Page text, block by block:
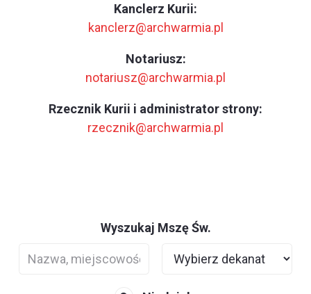
Kanclerz Kurii:
kanclerz@archwarmia.pl
Notariusz:
notariusz@archwarmia.pl
Rzecznik Kurii i administrator strony:
rzecznik@archwarmia.pl
Wyszukaj Mszę Św.